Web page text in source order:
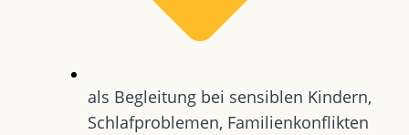
als Begleitung bei sensiblen Kindern,
Schlafproblemen, Familienkonflikten